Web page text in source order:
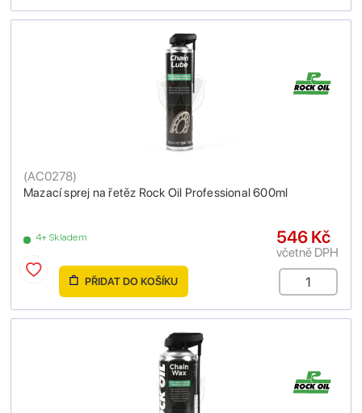
Mazací sprej na řetěz Rock Oil Professional 600ml
(AC0278)
4+ Skladem 546 Kč
včetně DPH
PŘIDAT DO KOŠÍKU